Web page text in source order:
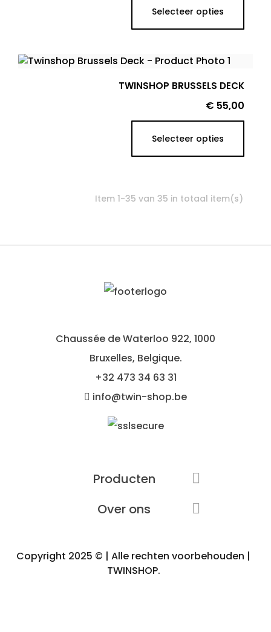
Selecteer opties
TWINSHOP BRUSSELS DECK
Prijs
€ 55,00
Selecteer opties
Item 1-35 van 35 in totaal item(s)
Chaussée de Waterloo 922, 1000
Bruxelles, Belgique.
+32 473 34 63 31
info@twin-shop.be
Producten 
Over ons 
Copyright 2025 © | Alle rechten voorbehouden |
TWINSHOP.